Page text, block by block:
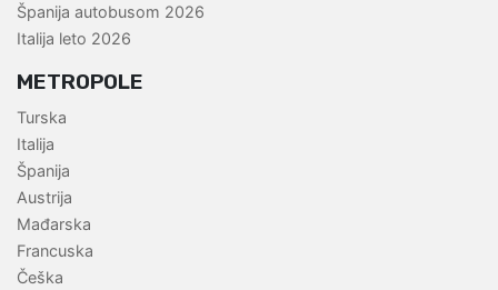
Španija autobusom 2026
Italija leto 2026
METROPOLE
Turska
Italija
Španija
Austrija
Mađarska
Francuska
Češka